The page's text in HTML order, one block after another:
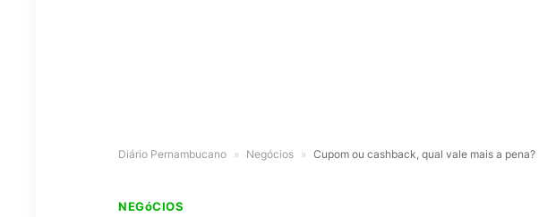
Diário Pernambucano » Negócios » Cupom ou cashback, qual vale mais a pena?
NEGóCIOS